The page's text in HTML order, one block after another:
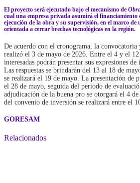
El proyecto será ejecutado bajo el mecanismo de
cual una empresa privada asumirá el financiamiento
ejecución de la obra y su supervisión, en el marco
orientada a cerrar brechas tecnológicas en la región.
De acuerdo con el cronograma, la convocatoria
realizó el 3 de mayo de 2026. Entre el 4 y el 12
interesadas podrán presentar sus expresiones
Las respuestas se brindarán del 13 al 18 de
se realizará el 19 de mayo. La presentación de
el 28 de mayo, seguida del periodo de
adjudicación de la buena pro se otorgará el 4
del convenio de inversión se realizará entre el
GORESAM
Relacionados